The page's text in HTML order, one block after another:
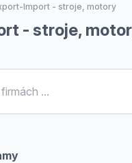
Import - stroje, motory
- stroje,